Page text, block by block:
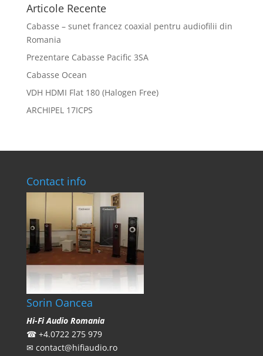
Articole Recente
Cabasse – sunet francez coaxial pentru audiofilii din
Romania
Prezentare Cabasse Pacific 3SA
Cabasse Ocean
VDH HDMI Flat 180 (Halogen Free)
ARCHIPEL 17ICPS
Contact info
Sorin Oancea
Hi-Fi Audio Romania
☎ +4.0722 275 979
✉ contact@hifiaudio.ro